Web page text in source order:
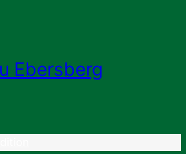
Ebersberg